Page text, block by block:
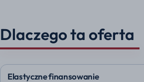
Dlaczego ta oferta
Elastyczne finansowanie